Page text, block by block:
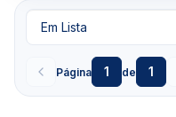
Página 1 de 1